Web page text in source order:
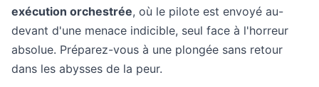
exécution orchestrée, où le pilote est envoyé au-
devant d'une menace indicible, seul face à l'horreur
absolue. Préparez-vous à une plongée sans retour
dans les abysses de la peur.